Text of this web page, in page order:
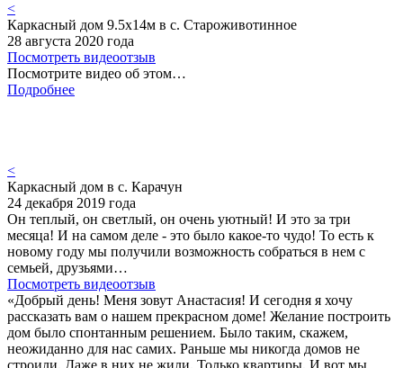
<
Каркасный дом 9.5х14м в с. Староживотинное
28 августа 2020 года
Посмотреть видеоотзыв
Посмотрите видео об этом…
Подробнее
<
Каркасный дом в с. Карачун
24 декабря 2019 года
Он теплый, он светлый, он очень уютный! И это за три
месяца! И на самом деле - это было какое-то чудо! То есть к
новому году мы получили возможность собраться в нем с
семьей, друзьями…
Посмотреть видеоотзыв
«Добрый день! Меня зовут Анастасия! И сегодня я хочу
рассказать вам о нашем прекрасном доме! Желание построить
дом было спонтанным решением. Было таким, скажем,
неожиданно для нас самих. Раньше мы никогда домов не
строили. Даже в них не жили. Только квартиры. И вот мы